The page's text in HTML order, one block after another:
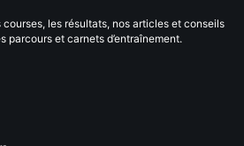
les résultats, nos articles et conseils
parcours et carnets d’entraînement.